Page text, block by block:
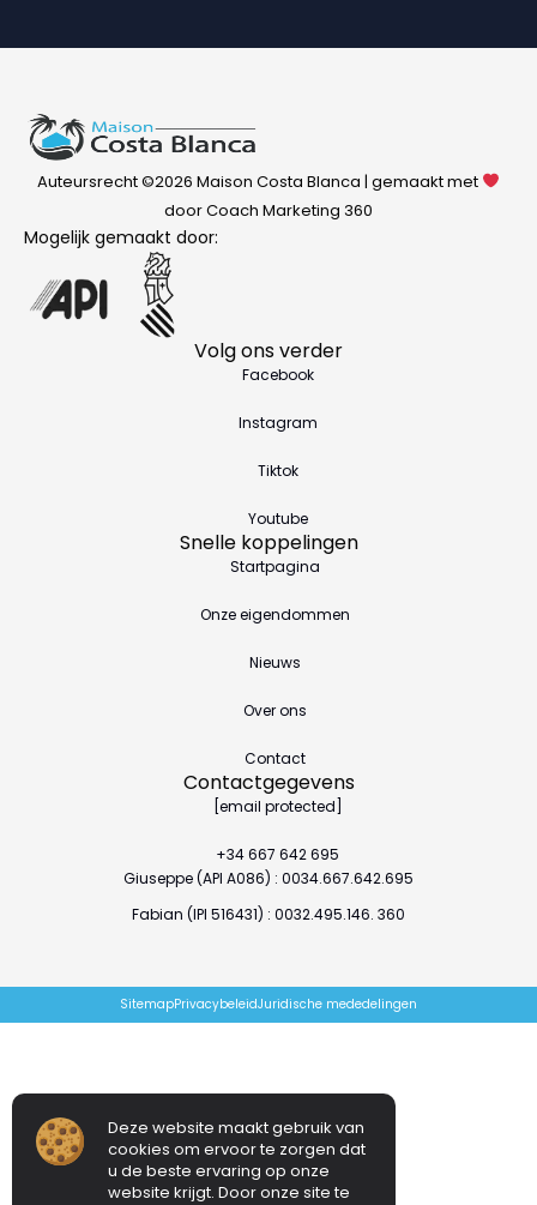
Auteursrecht ©2026 Maison Costa Blanca | gemaakt met
door Coach Marketing 360
Mogelijk gemaakt door:
Volg ons verder
Facebook
Instagram
Tiktok
Youtube
Contactgegevens
[email protected]
+34 667 642 695
Giuseppe (API A086) : 0034.667.642.695
Fabian (IPI 516431) : 0032.495.146. 360
Snelle koppelingen
Startpagina
Onze eigendommen
Nieuws
Over ons
Contact
SitemapPrivacybeleidJuridische mededelingen
Deze website maakt gebruik van
cookies om ervoor te zorgen dat
u de beste ervaring op onze
website krijgt. Door onze site te